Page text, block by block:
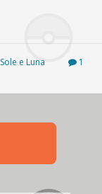
Sole e Luna
1